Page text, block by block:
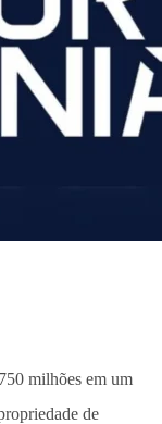
milhões em um
de